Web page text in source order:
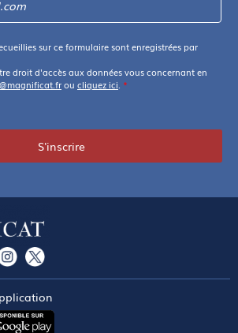
sur ce formulaire sont enregistrées par
droit d'accès aux données vous concernant en
ou cliquez ici *
S'inscrire